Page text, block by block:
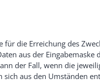
die Erreichung des
aus der Eingabemaske
der Fall, wenn die
aus den Umständen